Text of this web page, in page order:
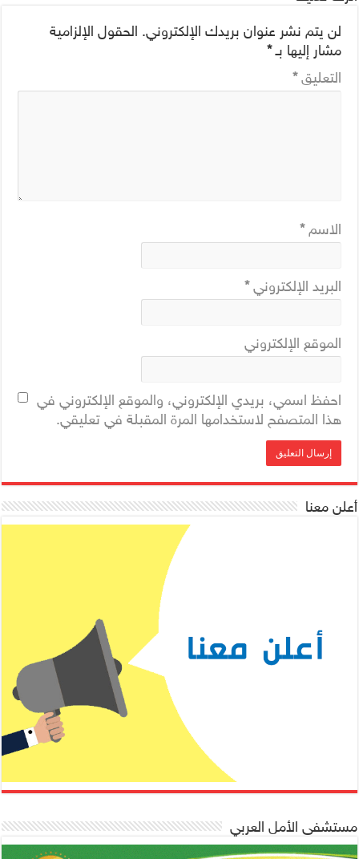
لن يتم نشر عنوان بريدك الإلكتروني. الحقول الإلزامية
مشار إليها بـ*
التعليق*
الاسم*
البريد الإلكتروني*
الموقع الإلكتروني
احفظ اسمي، بريدي الإلكتروني، والموقع الإلكتروني في
هذا المتصفح لاستخدامها المرة المقبلة في تعليقي.
أعلن معنا
مستشفى الأمل العربي